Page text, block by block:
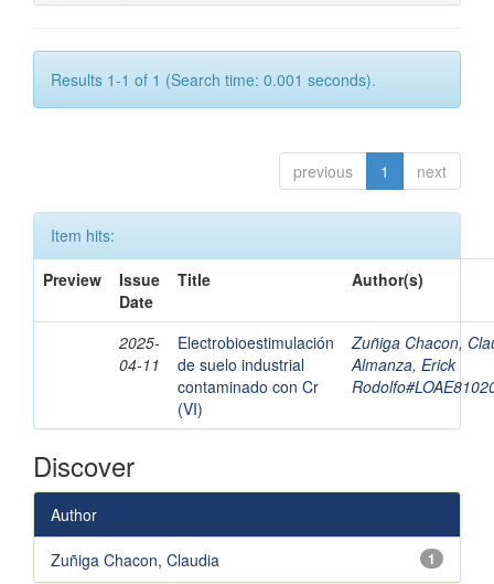
Results 1-1 of 1 (Search time: 0.001 seconds).
previous 1 next
Item hits:
Preview
Issue
Date
Title Author(s)
2025-
04-11
Electrobioestimulación
de suelo industrial
contaminado con Cr
(VI)
Zuñiga Chacon,
Almanza, Erick
Discover
Author
1
Zuñiga Chacon, Claudia